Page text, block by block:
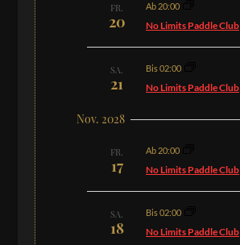
FR.
20
Ab 20:00
No Limits Paddle Club
SA.
21
Bis 02:00
No Limits Paddle Club
Nov. 2028
FR.
17
Ab 20:00
No Limits Paddle Club
SA.
18
Bis 02:00
No Limits Paddle Club